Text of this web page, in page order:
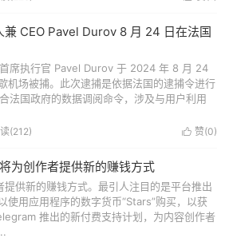
CEO Pavel Durov 8 月 24 日在法国
席执行官 Pavel Durov 于 2024 年 8 月 24
机场被捕。此次逮捕是依据法国的逮捕令进行
法国政府的数据调阅命令，涉及与用户利用
 赞(0)
(212)
为创作者提供新的赚钱方式
供新的赚钱方式。最引人注目的是平台推出
使用应用程序的数字货币“Stars”购买，以获
推出的新付费支持计划，为内容创作者